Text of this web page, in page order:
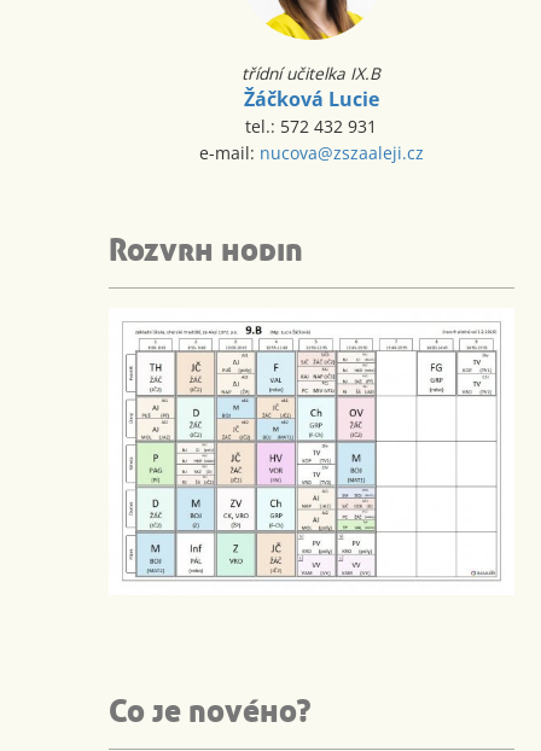
třídní učitelka IX.B
Žáčková Lucie
tel.: 572 432 931
e-mail: nucova@zszaaleji.cz
Rozvrh hodin
Co je nového?